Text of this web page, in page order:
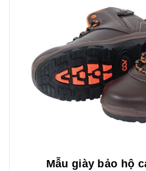
Mẫu giày bảo hộ